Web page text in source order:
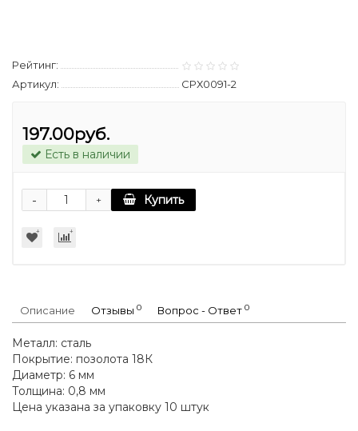
Рейтинг:
Артикул:
СРХ0091-2
197.00руб.
Есть в наличии
+
- Купить
Описание Отзывы 0 Вопрос - Ответ 0
Металл: сталь
Покрытие: позолота 18К
Диаметр: 6 мм
Толщина: 0,8 мм
Цена указана за упаковку 10 штук